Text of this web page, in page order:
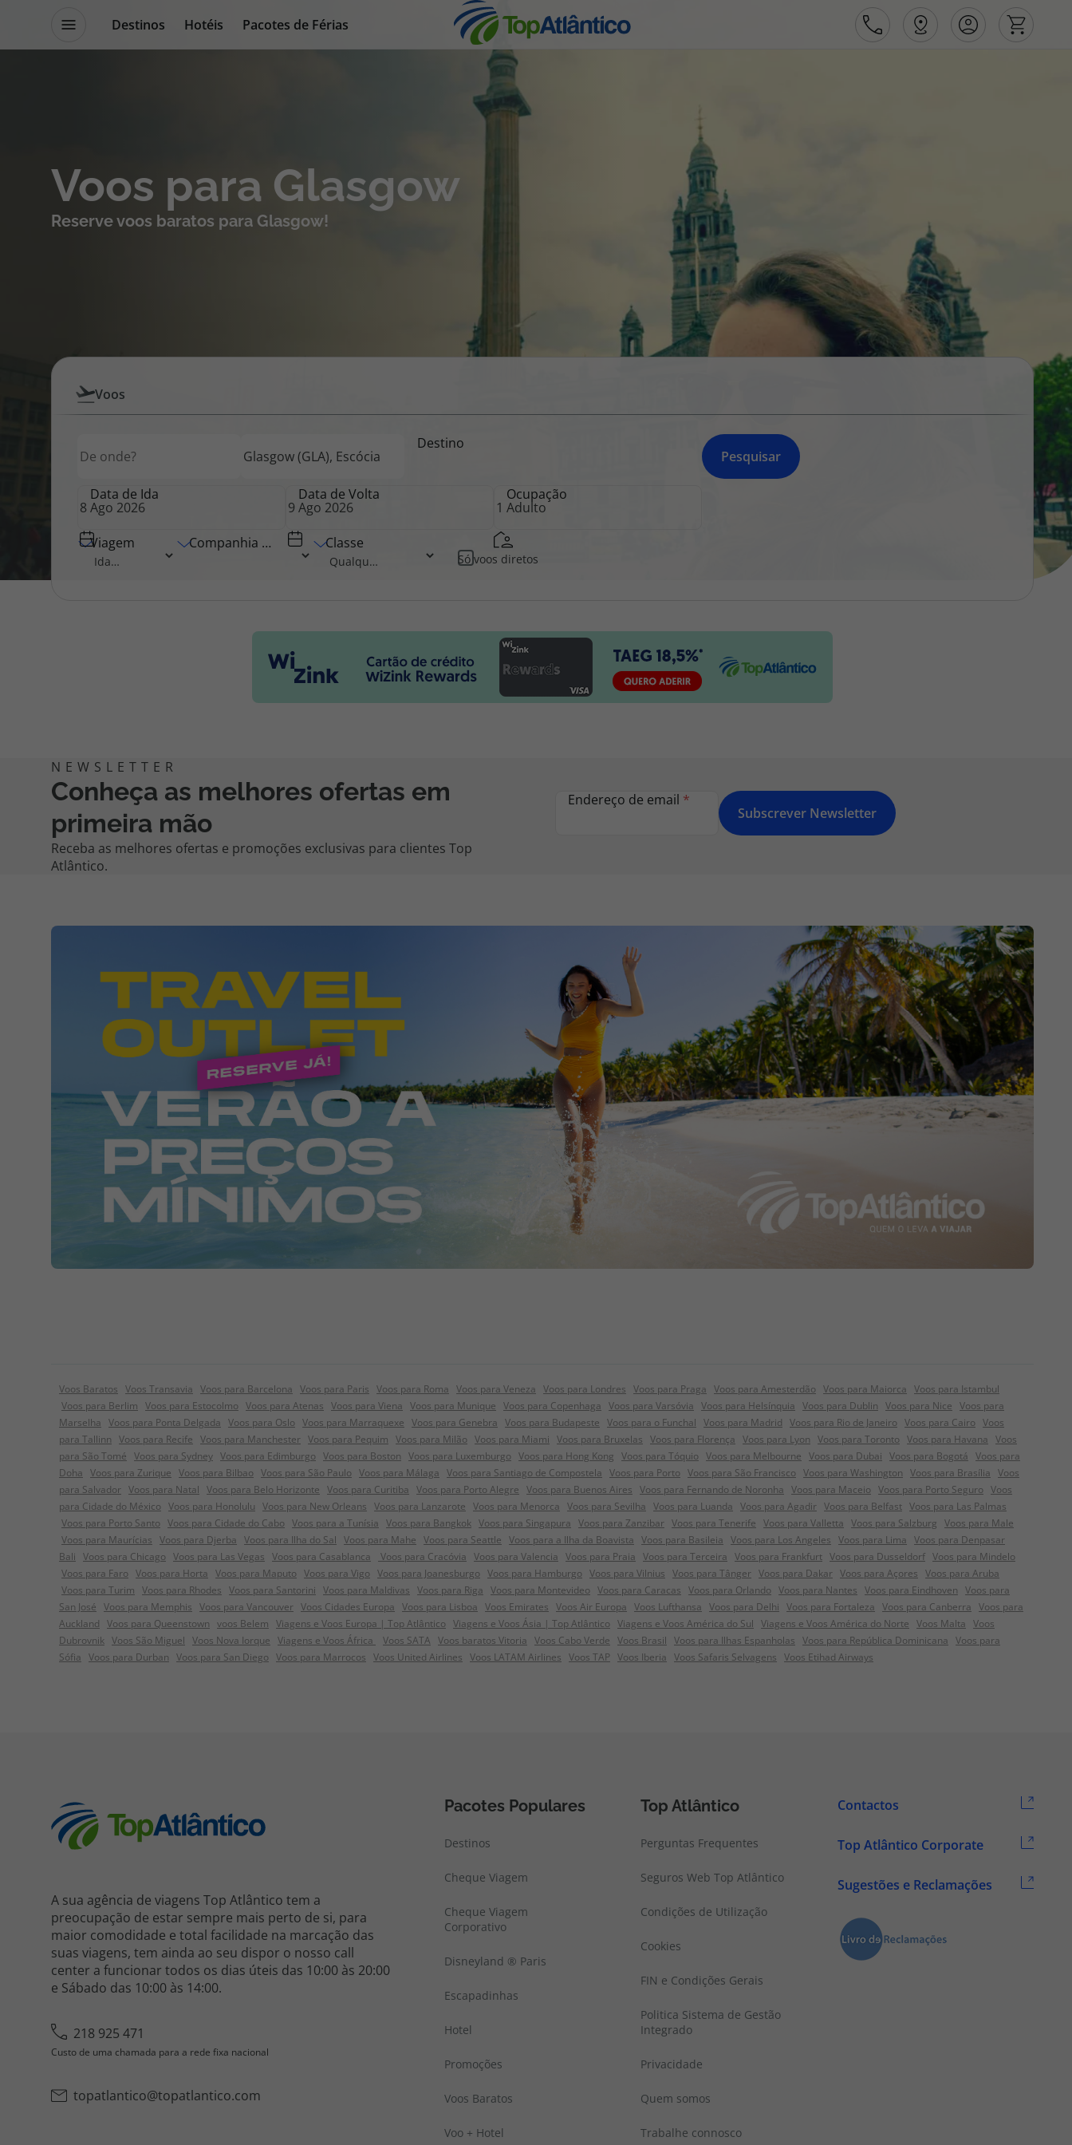
Destinos Hotéis
Pacotes de Férias
Promoções
Blog TopViagens
Voos
Pacotes de Férias
Disneyland ® Paris
Cruzeiros
Blog TopViagens
Contactos
Apoio ao cliente em Portugal
218 925 471
Apoio ao cliente no Estrangeiro
facilidade na marcação das suas viagens, tem ainda ao seu
dispor o nosso call center a funcionar todos os dias úteis das
10:00 às 20:00 e Sábado das 10:00 às 14:00.
Voos para Glasgow
Reserve voos baratos para Glasgow!
Pesquisar
por
Voos
Voos
Destino
Data de Ida Data de Volta Ocupação
Viagem Companhia Aérea Classe
Só voos diretos
Pesquisar
Conheça as melhores ofertas em
primeira mão
Receba as melhores ofertas e promoções exclusivas para clientes Top
Atlântico.
Endereço de email *
Subscrever Newsletter
Voos Baratos Voos Transavia Voos para Barcelona Voos para Paris Voos para Roma Voos para Veneza Voos para Londres Voos para Praga Voos para Amesterdão Voos para Maiorca Voos para Istambul
Voos para Berlim Voos para Estocolmo Voos para Atenas Voos para Viena Voos para Munique Voos para Copenhaga Voos para Varsóvia Voos para Helsínquia Voos para Dublin Voos para Nice Voos para
Marselha Voos para Ponta Delgada Voos para Oslo Voos para Marraquexe Voos para Genebra Voos para Budapeste Voos para o Funchal Voos para Madrid Voos para Rio de Janeiro Voos para Cairo Voos
para Tallinn Voos para Recife Voos para Manchester Voos para Pequim Voos para Milão Voos para Miami Voos para Bruxelas Voos para Florença Voos para Lyon Voos para Toronto Voos para Havana Voos
para São Tomé Voos para Sydney Voos para Edimburgo Voos para Boston Voos para Luxemburgo Voos para Hong Kong Voos para Tóquio Voos para Melbourne Voos para Dubai Voos para Bogotá Voos para
Doha Voos para Zurique Voos para Bilbao Voos para São Paulo Voos para Málaga Voos para Santiago de Compostela Voos para Porto Voos para São Francisco Voos para Washington Voos para Brasília Voos
para Salvador Voos para Natal Voos para Belo Horizonte Voos para Curitiba Voos para Porto Alegre Voos para Buenos Aires Voos para Fernando de Noronha Voos para Maceio Voos para Porto Seguro Voos
para Cidade do México Voos para Honolulu Voos para New Orleans Voos para Lanzarote Voos para Menorca Voos para Sevilha Voos para Luanda Voos para Agadir Voos para Belfast Voos para Las Palmas
Voos para Porto Santo Voos para Cidade do Cabo Voos para a Tunísia Voos para Bangkok Voos para Singapura Voos para Zanzibar Voos para Tenerife Voos para Valletta Voos para Salzburg Voos para Male
Voos para Maurícias Voos para Djerba Voos para Ilha do Sal Voos para Mahe Voos para Seattle Voos para a Ilha da Boavista Voos para Basileia Voos para Los Angeles Voos para Lima Voos para Denpasar
Bali Voos para Chicago Voos para Las Vegas Voos para Casablanca Voos para Cracóvia Voos para Valencia Voos para Praia Voos para Terceira Voos para Frankfurt Voos para Dusseldorf Voos para Mindelo
Voos para Faro Voos para Horta Voos para Maputo Voos para Vigo Voos para Joanesburgo Voos para Hamburgo Voos para Vilnius Voos para Tânger Voos para Dakar Voos para Açores Voos para Aruba
Voos para Turim Voos para Rhodes Voos para Santorini Voos para Maldivas Voos para Riga Voos para Montevideo Voos para Caracas Voos para Orlando Voos para Nantes Voos para Eindhoven Voos para
San José Voos para Memphis Voos para Vancouver Voos Cidades Europa Voos para Lisboa Voos Emirates Voos Air Europa Voos Lufthansa Voos para Delhi Voos para Fortaleza Voos para Canberra Voos para
Auckland Voos para Queenstown voos Belem Viagens e Voos Europa | Top Atlântico Viagens e Voos Ásia | Top Atlântico Viagens e Voos América do Sul Viagens e Voos América do Norte Voos Malta Voos
Dubrovnik Voos São Miguel Voos Nova Iorque Viagens e Voos África Voos SATA Voos baratos Vitoria Voos Cabo Verde Voos Brasil Voos para Ilhas Espanholas Voos para República Dominicana Voos para
Sófia Voos para Durban Voos para San Diego Voos para Marrocos Voos United Airlines Voos LATAM Airlines Voos TAP Voos Iberia Voos Safaris Selvagens Voos Etihad Airways
A sua agência de viagens Top Atlântico tem a
preocupação de estar sempre mais perto de si, para
maior comodidade e total facilidade na marcação das
suas viagens, tem ainda ao seu dispor o nosso call
center a funcionar todos os dias úteis das 10:00 às 20:00
e Sábado das 10:00 às 14:00.
218 925 471
Custo de uma chamada para a rede fixa nacional
topatlantico@topatlantico.com
Pacotes Populares
Destinos
Cheque Viagem
Cheque Viagem
Corporativo
Disneyland ® Paris
Escapadinhas
Hotel
Promoções
Voos Baratos
Voo + Hotel
Top Atlântico
Perguntas Frequentes
Seguros Web Top Atlântico
Condições de Utilização
Cookies
FIN e Condições Gerais
Politica Sistema de Gestão
Integrado
Privacidade
Quem somos
Trabalhe connosco
Contactos
Top Atlântico Corporate
Sugestões e Reclamações